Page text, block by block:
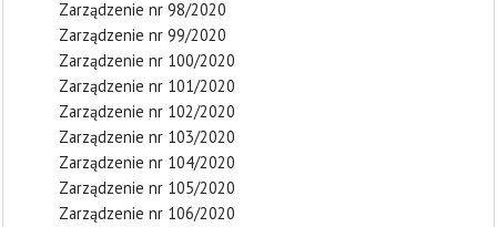
Zarządzenie nr 98/2020
Zarządzenie nr 99/2020
Zarządzenie nr 100/2020
Zarządzenie nr 101/2020
Zarządzenie nr 102/2020
Zarządzenie nr 103/2020
Zarządzenie nr 104/2020
Zarządzenie nr 105/2020
Zarządzenie nr 106/2020